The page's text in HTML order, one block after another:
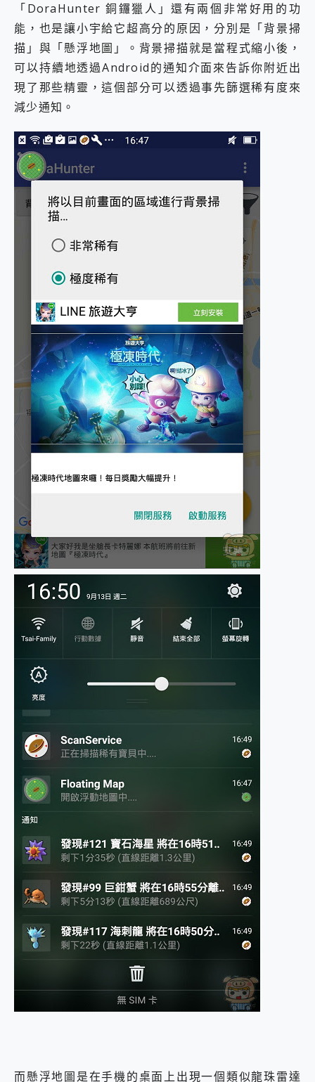
「DoraHunter 銅鑼獵人」還有兩個非常好用的功
能，也是讓小宇給它超高分的原因，分別是「背景掃
描」與「懸浮地圖」。背景掃描就是當程式縮小後，
可以持續地透過Android的通知介面來告訴你附近出
現了那些精靈，這個部分可以透過事先篩選稀有度來
減少通知。
而懸浮地圖是在手機的桌面上出現一個類似龍珠雷達